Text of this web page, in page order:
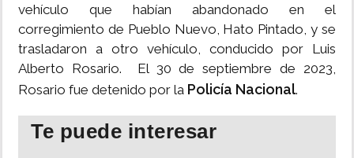
vehículo que habían abandonado en el
corregimiento de Pueblo Nuevo, Hato Pintado, y se
trasladaron a otro vehículo, conducido por Luis
Alberto Rosario. El 30 de septiembre de 2023,
Rosario fue detenido por la Policía Nacional.
Te puede interesar